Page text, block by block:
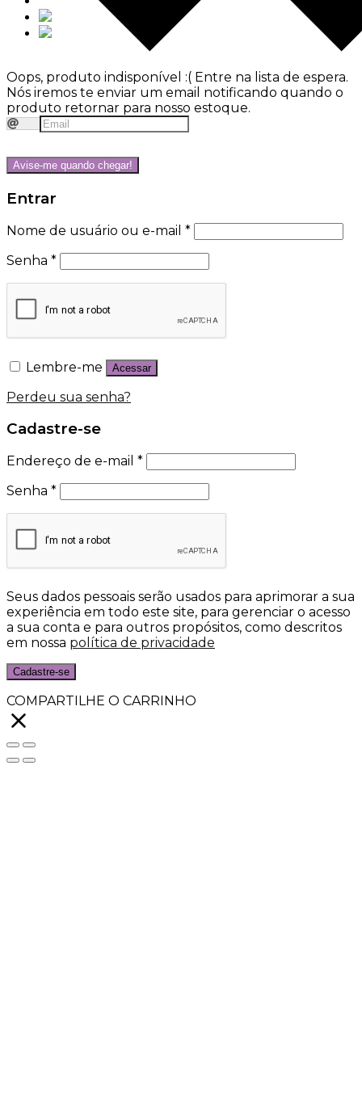
Oops, produto indisponível :( Entre na lista de espera.
Nós iremos te enviar um email notificando quando o
produto retornar para nosso estoque.
Avise-me quando chegar!
Entrar
Nome de usuário ou e-mail *
Senha *
Lembre-me Acessar
Perdeu sua senha?
Cadastre-se
Endereço de e-mail *
Senha *
Seus dados pessoais serão usados para aprimorar a sua
experiência em todo este site, para gerenciar o acesso
a sua conta e para outros propósitos, como descritos
em nossa política de privacidade
Cadastre-se
COMPARTILHE O CARRINHO